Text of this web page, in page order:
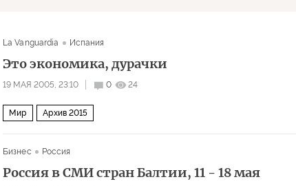
La Vanguardia Испания
Это экономика, дурачки
19 МАЯ 2005, 23:10 0 24
Мир Архив 2015
Бизнес Россия
Россия в СМИ стран Балтии, 11 - 18 мая